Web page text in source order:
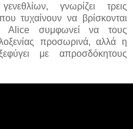
γνωρίζει τρεις
τυχαίνουν να βρίσκονται
Alice συμφωνεί να τους
προσωρινά, αλλά η
με απροσδόκητους